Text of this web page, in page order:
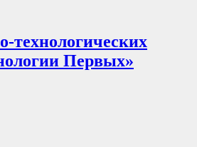
технологических
Первых»